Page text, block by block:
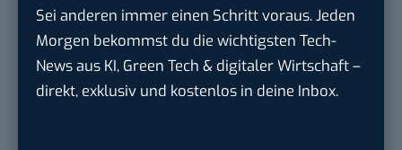
Sei anderen immer einen Schritt voraus. Jeden
Morgen bekommst du die wichtigsten Tech-
News aus KI, Green Tech & digitaler Wirtschaft –
direkt, exklusiv und kostenlos in deine Inbox.
trendtours Holding GmbHinEschborn
Content Creator (m/w/d)
OAS AGin Bremen